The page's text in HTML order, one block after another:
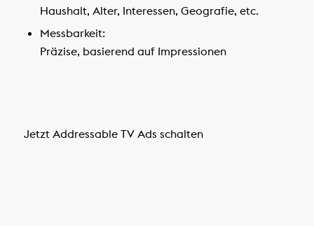
Haushalt, Alter, Interessen, Geografie, etc.
Messbarkeit:
Präzise, basierend auf Impressionen
Jetzt Addressable TV Ads schalten